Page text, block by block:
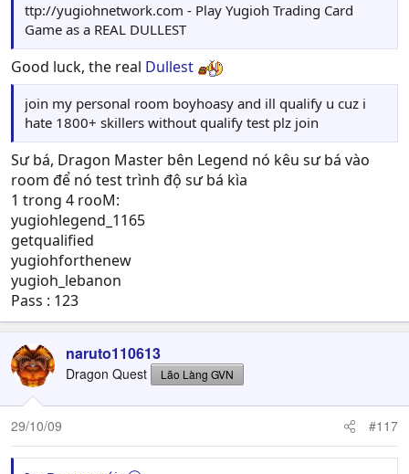
ttp://yugiohnetwork.com - Play Yugioh Trading Card
Game as a REAL DULLEST
Good luck, the real Dullest
join my personal room boyhoasy and ill qualify u cuz i
hate 1800+ skillers without qualify test plz join
Sư bá, Dragon Master bên Legend nó kêu sư bá vào
room để nó test trình độ sư bá kìa
1 trong 4 rooM:
yugiohlegend_1165
getqualified
yugiohforthenew
yugioh_lebanon
Pass : 123
naruto110613
Dragon Quest Lão Làng GVN
29/10/09 #117